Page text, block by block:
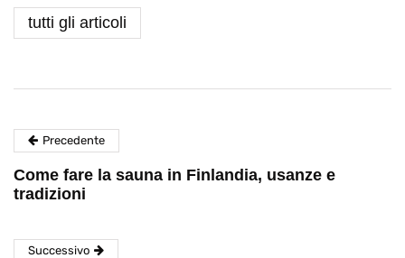
tutti gli articoli
Precedente
Come fare la sauna in Finlandia, usanze e
tradizioni
Successivo